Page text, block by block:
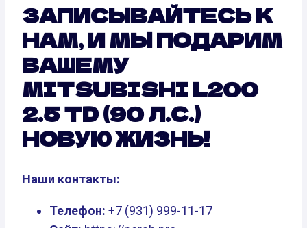
ЗАПИСЫВАЙТЕСЬ К
НАМ, И МЫ ПОДАРИМ
ВАШЕМУ
MITSUBISHI L200
2.5 TD (90 Л.С.)
НОВУЮ ЖИЗНЬ!
Наши контакты:
Телефон: +7 (931) 999-11-17